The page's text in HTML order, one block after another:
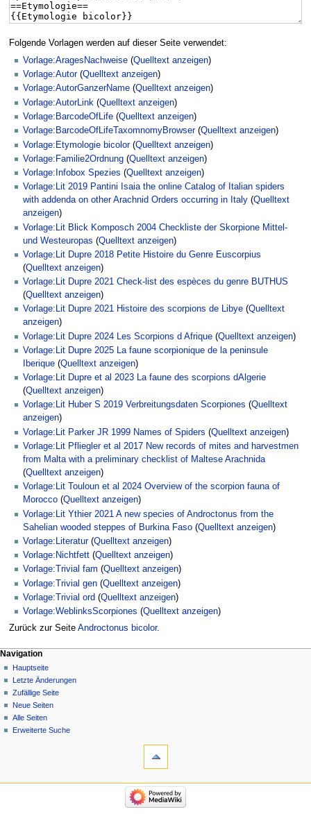
Folgende Vorlagen werden auf dieser Seite verwendet:
Vorlage:AragesNachweise (Quelltext anzeigen)
Vorlage:Autor(Quelltext anzeigen)
Vorlage:AutorGanzerName (Quelltext anzeigen)
Vorlage:AutorLink (Quelltext anzeigen)
Vorlage:BarcodeOfLife (Quelltext anzeigen)
Vorlage:BarcodeOfLifeTaxomnomyBrowser(Quelltext anzeigen)
Vorlage:Etymologie bicolor(Quelltext anzeigen)
Vorlage:Familie2Ordnung (Quelltext anzeigen)
Vorlage:Infobox Spezies (Quelltext anzeigen)
Vorlage:Lit 2019 Pantini Isaia the online Catalog of Italian spiders
with addenda on other Arachnid Orders occurring in Italy (Quelltext
anzeigen)
Vorlage:Lit Blick Komposch 2004 Checkliste der Skorpione Mittel-
und Westeuropas (Quelltext anzeigen)
Vorlage:Lit Dupre 2018 Petite Histoire du Genre Euscorpius
(Quelltext anzeigen)
Vorlage:Lit Dupre 2021 Check-list des espèces du genre BUTHUS
(Quelltext anzeigen)
Vorlage:Lit Dupre 2021 Histoire des scorpions de Libye (Quelltext
anzeigen)
Vorlage:Lit Dupre 2024 Les Scorpions d Afrique (Quelltext anzeigen)
Vorlage:Lit Dupre 2025 La faune scorpionique de la peninsule
Iberique (Quelltext anzeigen)
Vorlage:Lit Dupre et al 2023 La faune des scorpions dAlgerie
(Quelltext anzeigen)
Vorlage:Lit Huber S 2019 Verbreitungsdaten Scorpiones (Quelltext
anzeigen)
Vorlage:Lit Parker JR 1999 Names of Spiders (Quelltext anzeigen)
Vorlage:Lit Pfliegler et al 2017 New records of mites and harvestmen
from Malta with a preliminary checklist of Maltese Arachnida
(Quelltext anzeigen)
Vorlage:Lit Touloun et al 2024 Overview of the scorpion fauna of
Morocco (Quelltext anzeigen)
Vorlage:Lit Ythier 2021 A new species of Androctonus from the
Sahelian wooded steppes of Burkina Faso (Quelltext anzeigen)
Vorlage:Literatur(Quelltext anzeigen)
Vorlage:Nichtfett (Quelltext anzeigen)
Vorlage:Trivial fam (Quelltext anzeigen)
Vorlage:Trivial gen (Quelltext anzeigen)
Vorlage:Trivial ord (Quelltext anzeigen)
Vorlage:WeblinksScorpiones (Quelltext anzeigen)
Zurück zur Seite Androctonus bicolor.
Navigation
Hauptseite
Letzte Änderungen
Zufällige Seite
Neue Seiten
Alle Seiten
Erweiterte Suche